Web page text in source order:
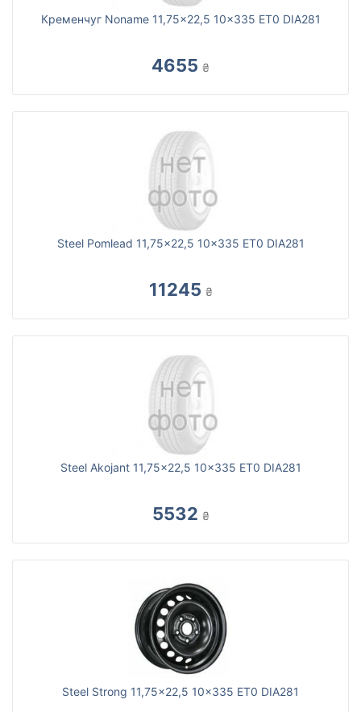
Кременчуг Noname 11,75x22,5 10x335 ET0 DIA281
4655 ₴
Steel Pomlead 11,75x22,5 10x335 ET0 DIA281
11245 ₴
Steel Akojant 11,75x22,5 10x335 ET0 DIA281
5532 ₴
Steel Strong 11,75x22,5 10x335 ET0 DIA281